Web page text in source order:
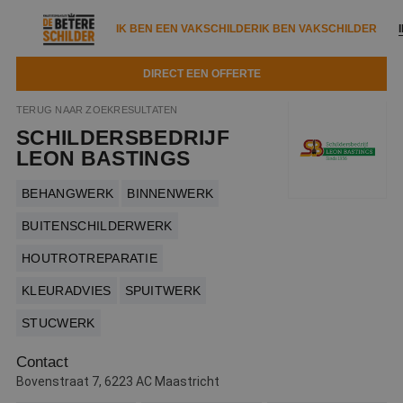
IK BEN EEN VAKSCHILDERIK BEN VAKSCHILDER
DIRECT EEN OFFERTE
IK BEN EEN VAKSCHILDER
Documenten
Kennisbank
Trainingen
Verfspuitbedrijf?
IK ZOEK EEN VAKSCHILDERVAKSCHILDER ZOEKEN
Zoeken naar een schilder
Tips
Binnenschilderwerk
DIRECT EEN OFFERTE
Over ons
Veelgestelde vragen
TERUG NAAR ZOEKRESULTATEN
SCHILDERSBEDRIJF
LEON BASTINGS
BEHANGWERK BINNENWERK
BUITENSCHILDERWERK
HOUTROTREPARATIE
KLEURADVIES SPUITWERK
STUCWERK
Contact
Bovenstraat 7, 6223 AC Maastricht